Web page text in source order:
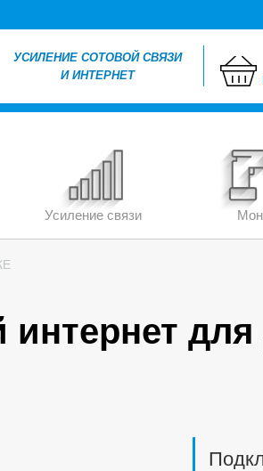
УСИЛЕНИЕ СОТОВОЙ СВЯЗИ
И ИНТЕРНЕТ
Усиление связи